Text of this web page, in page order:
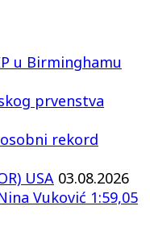
u Birminghamu
prvenstva
rekord
USA 03.08.2026
Vuković 1:59,05